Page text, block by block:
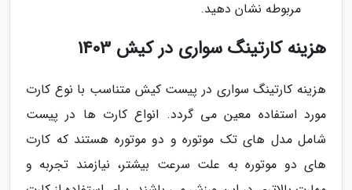
مربوطه نشان دهید.
هزینه کارتینگ سواری در کیش 1403
هزینه کارتینگ سواری در پیست کیش متناسب با نوع کارت
مورد استفاده معین می گردد. انواع کارت ها در پیست
شامل مدل های تک موتوره و دو موتوره هستند که کارت
های دو موتوره به علت سرعت بیشتر، نیازمند تجربه و